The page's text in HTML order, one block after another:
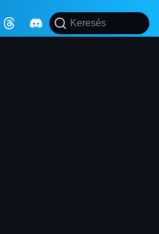
Keresés